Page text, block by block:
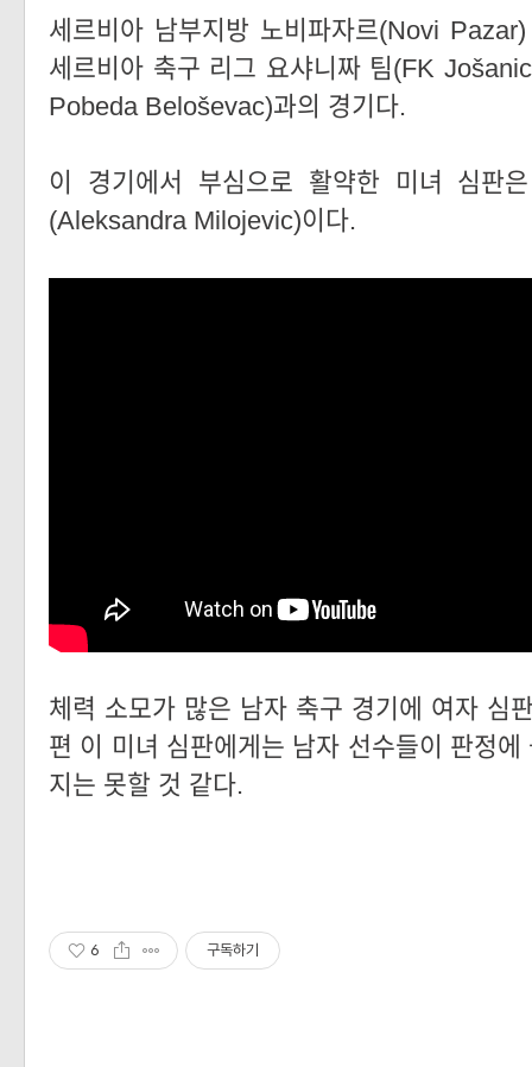
세르비아 남부지방 노비파자르(Novi
세르비아 축구 리그 요샤니짜 팀(FK
Pobeda Beloševac)과의 경기다.
이 경기에서 부심으로 활약한 미녀 심판
(Aleksandra Milojevic)이다.
체력 소모가 많은 남자 축구 경기에 여자 심
편 이 미녀 심판에게는 남자 선수들이 판정
지는 못할 것 같다.
6 구독하기